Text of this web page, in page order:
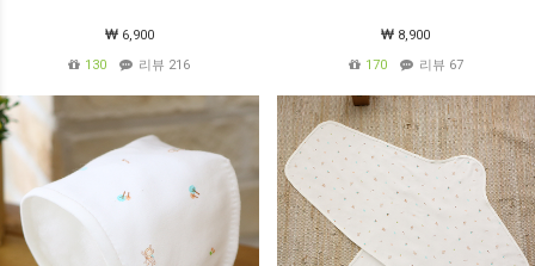
6,900
130
리뷰 216
8,900
170
리뷰 67